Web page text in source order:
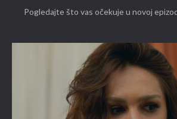
Pogledajte što vas očekuje u novoj